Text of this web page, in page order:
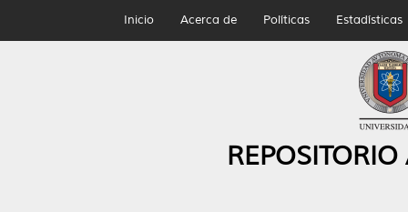
Inicio Acerca de Políticas Estadísticas